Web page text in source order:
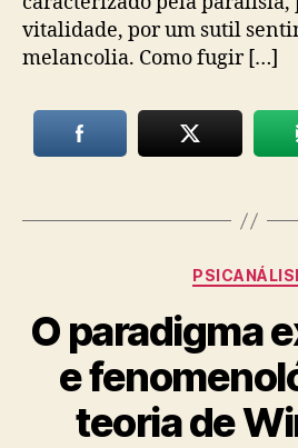
vitalidade, por um sutil
melancolia. Como fugir […]
O paradigma
e
teoria de